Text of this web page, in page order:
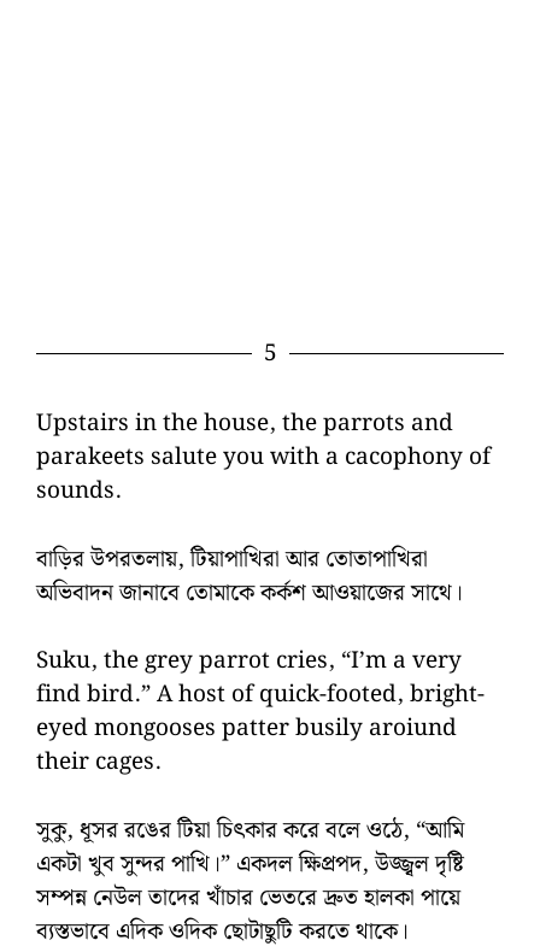
5
Upstairs in the house, the parrots and
parakeets salute you with a cacophony of
sounds.
বাড়ির উপরতলায়, টিয়াপাখিরা আর তোতাপাখিরা
অভিবাদন জানাবে তোমাকে কর্কশ আওয়াজের সাথে।
Suku, the grey parrot cries, “I’m a very
find bird.” A host of quick-footed, bright-
eyed mongooses patter busily aroiund
their cages.
সুকু, ধূসর রঙের টিয়া চিৎকার করে বলে ওঠে, “আমি
একটা খুব সুন্দর পাখি।” একদল ক্ষিপ্রপদ, উজ্জ্বল দৃষ্টি
সম্পন্ন নেউল তাদের খাঁচার ভেতরে দ্রুত হালকা পায়ে
ব্যস্তভাবে এদিক ওদিক ছোটাছুটি করতে থাকে।